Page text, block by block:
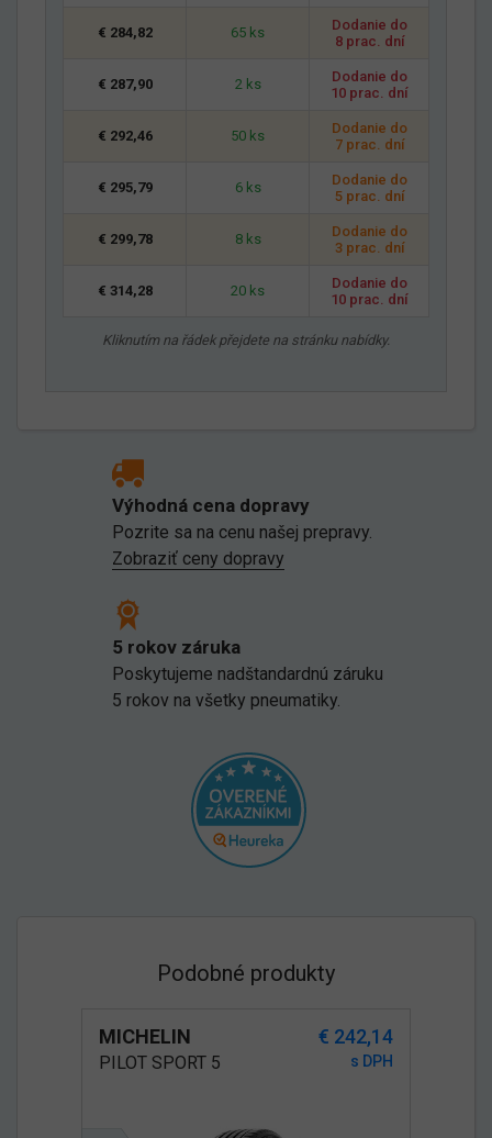
€ 284,82 65 ks
Dodanie do
8 prac. dní
€ 287,90 2 ks
Dodanie do
10 prac. dní
€ 292,46 50 ks
Dodanie do
7 prac. dní
€ 295,79 6 ks
Dodanie do
5 prac. dní
€ 299,78 8 ks
Dodanie do
3 prac. dní
€ 314,28 20 ks
Dodanie do
10 prac. dní
Kliknutím na řádek přejdete na stránku nabídky.
Výhodná cena dopravy
Pozrite sa na cenu našej prepravy.
Zobraziť ceny dopravy
5 rokov záruka
Poskytujeme nadštandardnú záruku
5 rokov na všetky pneumatiky.
Podobné produkty
MICHELIN € 242,14
PILOT SPORT 5 s DPH